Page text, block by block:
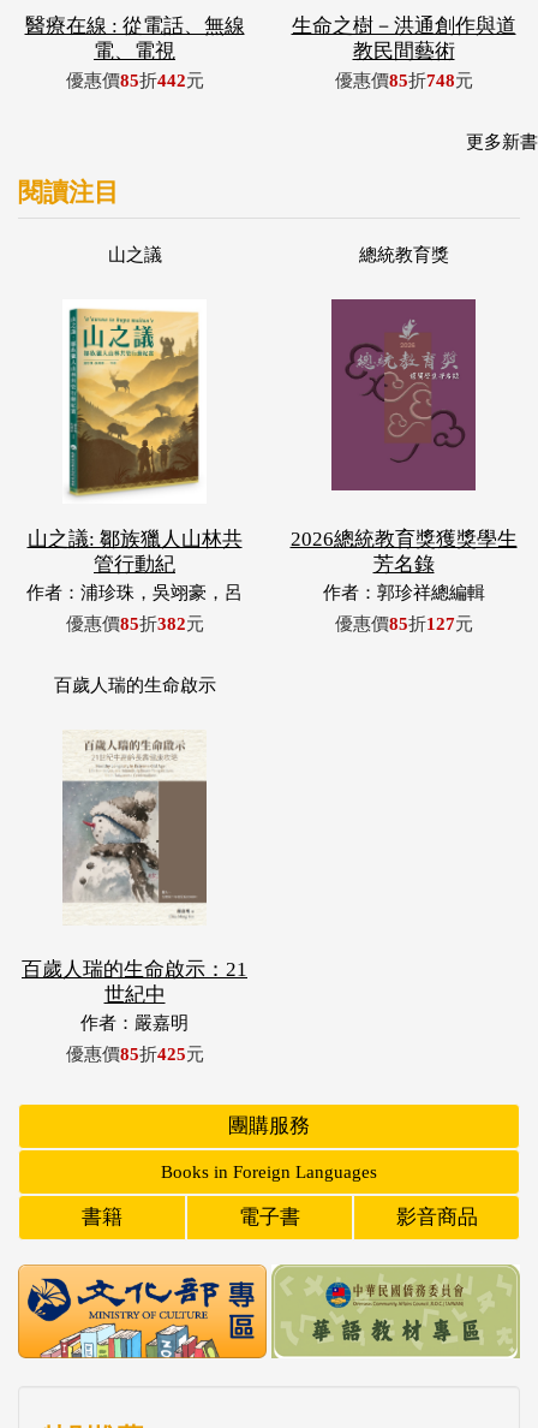
醫療在線 : 從電話、無線
電、電視
優惠價85折442元
生命之樹－洪通創作與道
教民間藝術
優惠價85折748元
更多新書
閱讀注目
山之議
山之議: 鄒族獵人山林共
管行動紀
作者：浦珍珠，吳翊豪，呂
翊齊，張惠東，許玉青，王
優惠價85折382元
總統教育獎
2026總統教育獎獲獎學生
芳名錄
作者：郭珍祥總編輯
優惠價85折127元
百歲人瑞的生命啟示
百歲人瑞的生命啟示：21
世紀中
作者：嚴嘉明
優惠價85折425元
團購服務
Books in Foreign Languages
書籍 電子書 影音商品